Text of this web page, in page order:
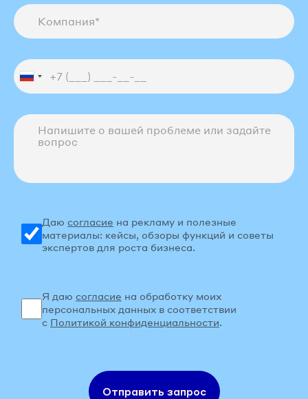
Даю согласие на рекламу и полезные
материалы: кейсы, обзоры функций и советы
экспертов для роста бизнеса.
Я даю согласие на обработку моих
персональных данных в соответствии
с Политикой конфиденциальности.
Отправить запрос